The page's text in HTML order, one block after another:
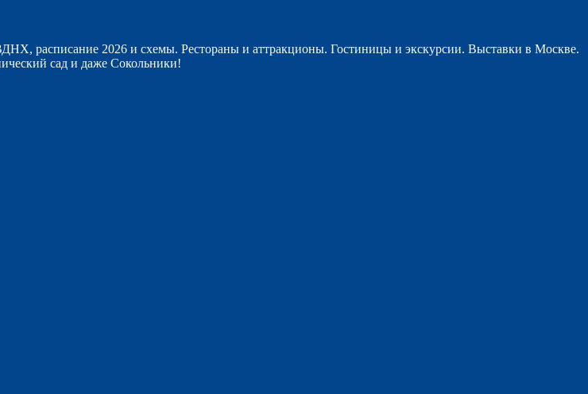
расписание 2026 и схемы. Рестораны и аттракционы. Гостиницы и экскурсии. Выставки в Москве.
сад и даже Сокольники!